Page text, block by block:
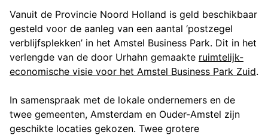
Vanuit de Provincie Noord Holland is geld beschikbaar
gesteld voor de aanleg van een aantal ‘postzegel
verblijfsplekken’ in het Amstel Business Park. Dit in het
verlengde van de door Urhahn gemaakte ruimtelijk-
economische visie voor het Amstel Business Park Zuid.
In samenspraak met de lokale ondernemers en de
twee gemeenten, Amsterdam en Ouder-Amstel zijn
geschikte locaties gekozen. Twee grotere